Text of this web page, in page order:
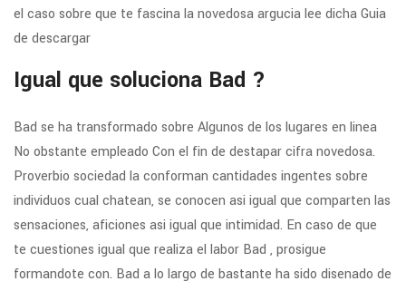
el caso sobre que te fascina la novedosa argucia lee dicha Guia
de descargar
Igual que soluciona Bad ?
Bad se ha transformado sobre Algunos de los lugares en linea
No obstante empleado Con el fin de destapar cifra novedosa.
Proverbio sociedad la conforman cantidades ingentes sobre
individuos cual chatean, se conocen asi­ igual que comparten las
sensaciones, aficiones asi­ igual que intimidad. En caso de que
te cuestiones igual que realiza el labor Bad , prosigue
formandote con. Bad a lo largo de bastante ha sido disenado de